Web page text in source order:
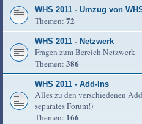
WHS 2011 - Umzug von
Themen: 72
WHS 2011 - Netzwerk
Fragen zum Bereich Netzwerk
Themen: 386
WHS 2011 - Add-Ins
Alles zu den verschiedenen
separates Forum!)
Themen: 166